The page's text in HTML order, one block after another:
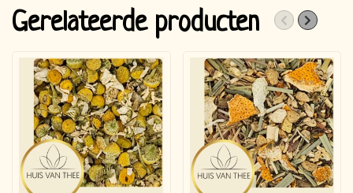
Gerelateerde producten